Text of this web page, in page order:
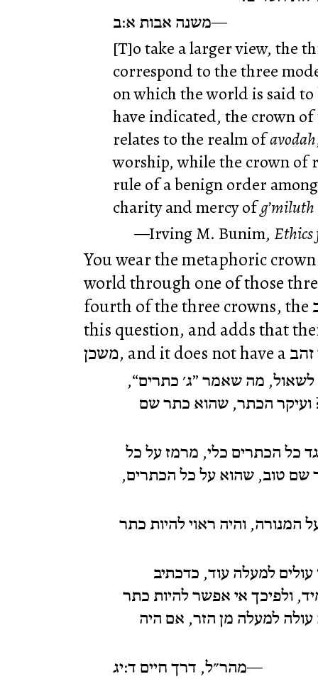
משנה אבות א:ב
[T]o take a larger view, the
correspond to the three
on which the world is said to
have indicated, the crown
relates to the realm ofavodah
worship, while the crown of
rule of a benign order
charity and mercy of
Irving M. Bunim, Ethics
You wear the metaphoric
world through one of those
fourth of the three crowns, the כתר שם טוב? Maharal asks
this question, and adds that
לשאול, מה שאמר ”ג׳ כתרים“,
ועיקר הכתר, שהוא כתר שם
כל הכתרים כלי, מרמז על כל
שם טוב, שהוא על כל הכתרים,
המנורה, והיה ראוי להיות כתר
עולים למעלה עוד, כדכתיב
ולפיכך אי אפשר להיות כתר
עולה למעלה מן הזר, אם היה
מהר״ל, דרך חיים ד:יג